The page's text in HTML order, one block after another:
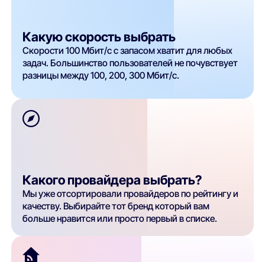
Какую скорость выбрать
Скорости 100 Мбит/с с запасом хватит для любых
задач. Большинство пользователей не почувствует
разницы между 100, 200, 300 Мбит/с.
Какого провайдера выбрать?
Мы уже отсортировали провайдеров по рейтингу и
качеству. Выбирайте тот бренд который вам
больше нравится или просто первый в списке.